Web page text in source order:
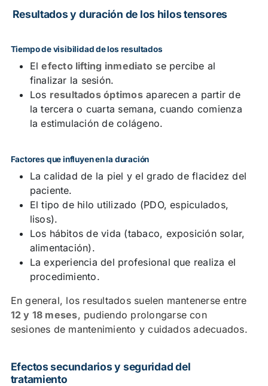
Resultados y duración de los hilos tensores
Tiempo de visibilidad de los resultados
Elefecto lifting inmediato se percibe al
finalizar la sesión.
Los resultados óptimosaparecen a partir de
la tercera o cuarta semana, cuando comienza
la estimulación de colágeno.
Factores que influyen en la duración
La calidad de la piel y el grado de flacidez del
paciente.
El tipo de hilo utilizado (PDO, espiculados,
lisos).
Los hábitos de vida (tabaco, exposición solar,
alimentación).
La experiencia del profesional que realiza el
procedimiento.
En general, los resultados suelen mantenerse entre
12 y 18 meses, pudiendo prolongarse con
sesiones de mantenimiento y cuidados adecuados.
Efectos secundarios y seguridad del
tratamiento